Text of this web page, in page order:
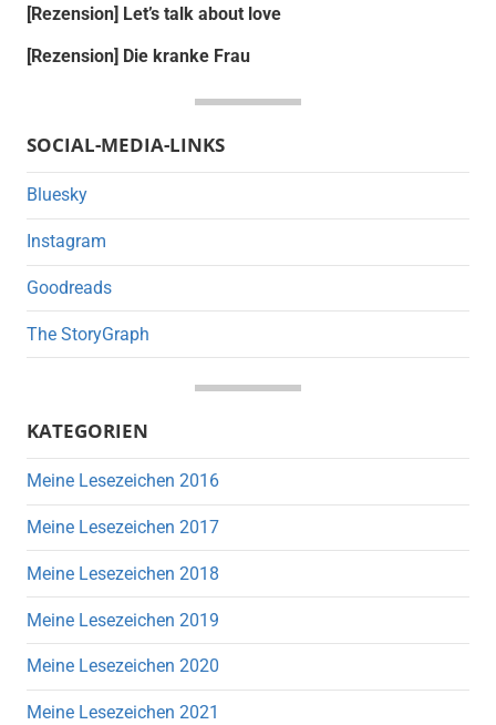
[Rezension] Let’s talk about love
[Rezension] Die kranke Frau
SOCIAL-MEDIA-LINKS
Bluesky
Instagram
Goodreads
The StoryGraph
KATEGORIEN
Meine Lesezeichen 2016
Meine Lesezeichen 2017
Meine Lesezeichen 2018
Meine Lesezeichen 2019
Meine Lesezeichen 2020
Meine Lesezeichen 2021